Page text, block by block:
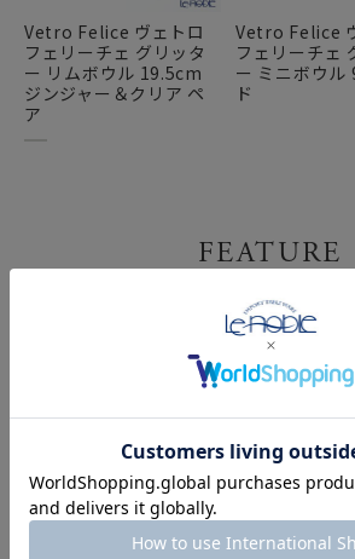
Vetro Felice ヴェトロ
フェリーチェ グリッタ
ー リムボウル 19.5cm
ジンジャー＆クリア ペ
ア
Vetro Felice
フェリーチェ
ー ミニボウル
ド
FEATURE